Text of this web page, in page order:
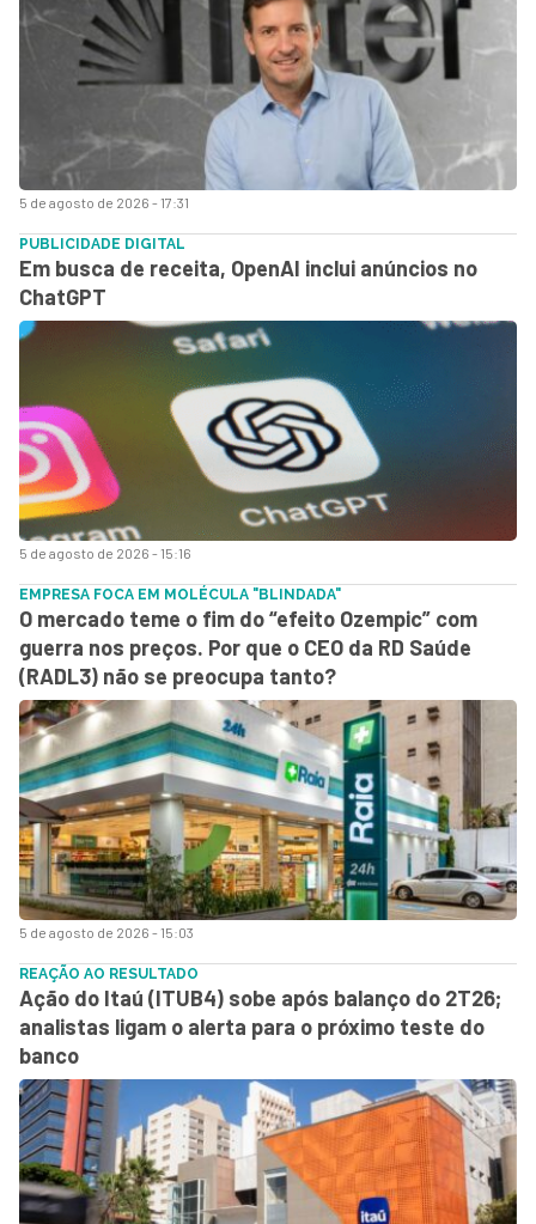
5 de agosto de 2026 - 17:31
5 de agosto de 2026 - 15:16
PUBLICIDADE DIGITAL
Em busca de receita, OpenAI inclui anúncios no
ChatGPT
5 de agosto de 2026 - 15:03
EMPRESA FOCA EM MOLÉCULA "BLINDADA"
O mercado teme o fim do “efeito Ozempic” com
guerra nos preços. Por que o CEO da RD Saúde
(RADL3) não se preocupa tanto?
REAÇÃO AO RESULTADO
Ação do Itaú (ITUB4) sobe após balanço do 2T26;
analistas ligam o alerta para o próximo teste do
banco